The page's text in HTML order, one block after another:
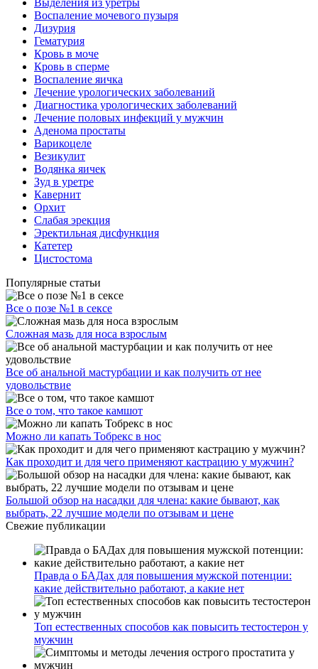
Воспаление мочевого пузыря
Дизурия
Гематурия
Кровь в моче
Кровь в сперме
Воспаление яичка
Лечение урологических заболеваний
Диагностика урологических заболеваний
Лечение половых инфекций у мужчин
Аденома простаты
Варикоцеле
Везикулит
Водянка яичек
Зуд в уретре
Кавернит
Орхит
Слабая эрекция
Эректильная дисфункция
Катетер
Цистостома
Популярные статьи
Все о позе №1 в сексе
Сложная мазь для носа взрослым
Все об анальной мастурбации и как получить от нее
удовольствие
Все о том, что такое камшот
Можно ли капать Тобрекс в нос
Как проходит и для чего применяют кастрацию у мужчин?
Большой обзор на насадки для члена: какие бывают, как
выбрать, 22 лучшие модели по отзывам и цене
Свежие публикации
Правда о БАДах для повышения мужской потенции:
какие действительно работают, а какие нет
Топ естественных способов как повысить тестостерон у
мужчин